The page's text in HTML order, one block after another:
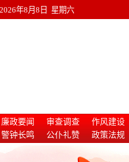
2026年8月8日 星期六
廉政要闻 审查调查
作风建设
警钟长鸣 公仆礼赞
政策法规